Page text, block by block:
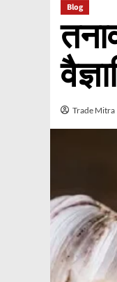
Blog
Trade Mitra